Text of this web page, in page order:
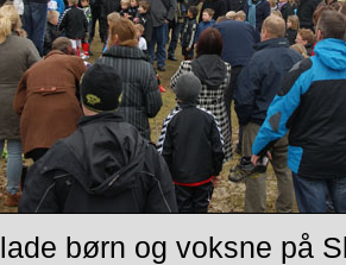
børn og voksne på